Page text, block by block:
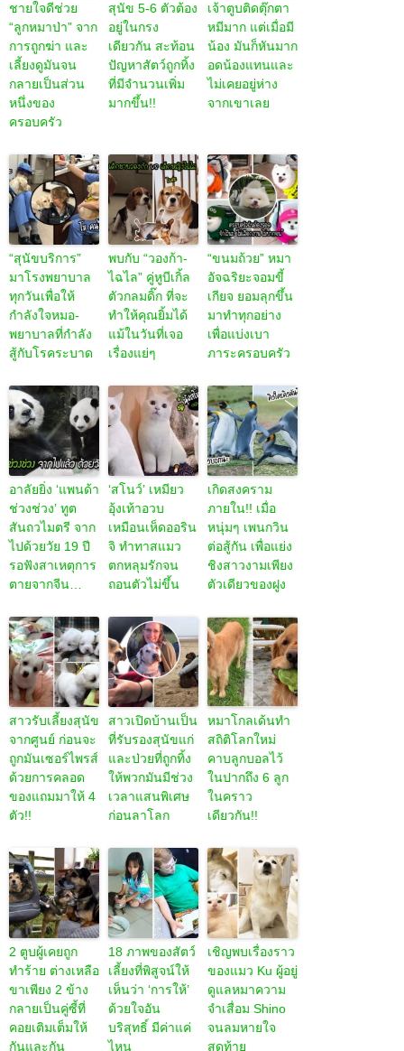
ชายใจดีช่วย
“ลูกหมาป่า” จาก
การถูกฆ่า และ
เลี้ยงดูมันจน
กลายเป็นส่วน
หนึ่งของ
ครอบครัว
สุนัข 5-6 ตัวต้อง
อยู่ในกรง
เดียวกัน สะท้อน
ปัญหาสัตว์ถูกทิ้ง
ที่มีจำนวนเพิ่ม
มากขึ้น!!
เจ้าตูบติดตุ๊กตา
หมีมาก แต่เมื่อมี
น้อง มันก็หันมาก
อดน้องแทนและ
ไม่เคยอยู่ห่าง
จากเขาเลย
“สุนัขบริการ”
มาโรงพยาบาล
ทุกวันเพื่อให้
กำลังใจหมอ-
พยาบาลที่กำลัง
สู้กับโรคระบาด
พบกับ “วองก้า-
ไฉไล” คู่หูบีเกิ้ล
ตัวกลมดิ๊ก ที่จะ
ทำให้คุณยิ้มได้
แม้ในวันที่เจอ
เรื่องแย่ๆ
“ขนมถ้วย” หมา
อัจฉริยะจอมขี้
เกียจ ยอมลุกขึ้น
มาทำทุกอย่าง
เพื่อแบ่งเบา
ภาระครอบครัว
อาลัยยิ่ง ‘แพนด้า
ช่วงช่วง’ ทูต
สันถวไมตรี จาก
ไปด้วยวัย 19 ปี
รอฟังสาเหตุการ
ตายจากจีน…
‘สโนว์’ เหมียว
อุ้งเท้าอวบ
เหมือนเห็ดออริน
จิ ทำทาสแมว
ตกหลุมรักจน
ถอนตัวไม่ขึ้น
เกิดสงคราม
ภายใน!! เมื่อ
หนุ่มๆ เพนกวิน
ต่อสู้กัน เพื่อแย่ง
ชิงสาวงามเพียง
ตัวเดียวของฝูง
สาวรับเลี้ยงสุนัข
จากศูนย์ ก่อนจะ
ถูกมันเซอร์ไพรส์
ด้วยการคลอด
ของแถมมาให้ 4
ตัว!!
สาวเปิดบ้านเป็น
ที่รับรองสุนัขแก่
และป่วยที่ถูกทิ้ง
ให้พวกมันมีช่วง
เวลาแสนพิเศษ
ก่อนลาโลก
หมาโกลเด้นทำ
สถิติโลกใหม่
คาบลูกบอลไว้
ในปากถึง 6 ลูก
ในคราว
เดียวกัน!!
2 ตูบผู้เคยถูก
ทำร้าย ต่างเหลือ
ขาเพียง 2 ข้าง
กลายเป็นคู่ซี้ที่
คอยเติมเต็มให้
กันและกัน
18 ภาพของสัตว์
เลี้ยงที่พิสูจน์ให้
เห็นว่า ‘การให้’
ด้วยใจอัน
บริสุทธิ์ มีค่าแค่
ไหน
เชิญพบเรื่องราว
ของแมว Ku ผู้อยู่
ดูแลหมาความ
จำเสื่อม Shino
จนลมหายใจ
สุดท้าย